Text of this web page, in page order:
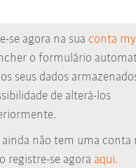
se agora na sua conta
o formulário
seus dados
de alterá-los
ainda não tem uma conta
registre-se agora aqui.